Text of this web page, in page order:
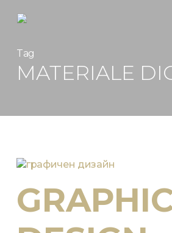
Tag
MATERIALE